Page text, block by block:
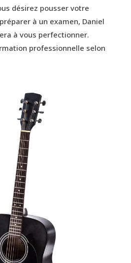
désirez pousser votre
à un examen, Daniel
à vous perfectionner.
professionnelle selon